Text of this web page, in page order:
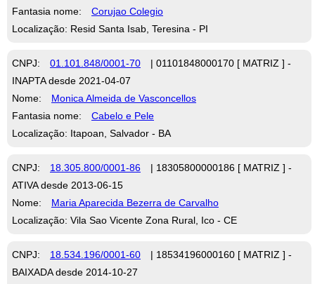
Fantasia nome:
Corujao Colegio
Localização: Resid Santa Isab, Teresina - PI
CNPJ: 01.101.848/0001-70
| 01101848000170 [ MATRIZ ] -
INAPTA desde 2021-04-07
Nome:
Monica Almeida de Vasconcellos
Fantasia nome:
Cabelo e Pele
Localização: Itapoan, Salvador - BA
CNPJ: 18.305.800/0001-86
| 18305800000186 [ MATRIZ ] -
ATIVA desde 2013-06-15
Nome:
Maria Aparecida Bezerra de Carvalho
Localização: Vila Sao Vicente Zona Rural, Ico - CE
CNPJ: 18.534.196/0001-60
| 18534196000160 [ MATRIZ ] -
BAIXADA desde 2014-10-27